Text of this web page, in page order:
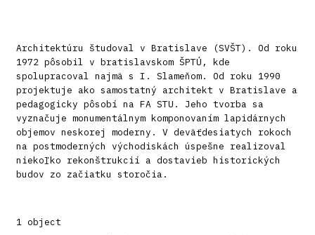
Architektúru študoval v Bratislave (SVŠT). Od roku
1972 pôsobil v bratislavskom ŠPTÚ, kde
spolupracoval najmä s I. Slameňom. Od roku 1990
projektuje ako samostatný architekt v Bratislave a
pedagogicky pôsobí na FA STU. Jeho tvorba sa
vyznačuje monumentálnym komponovaním lapidárnych
objemov neskorej moderny. V deväťdesiatych rokoch
na postmoderných východiskách úspešne realizoval
niekoľko rekonštrukcií a dostavieb historických
budov zo začiatku storočia.
1 object